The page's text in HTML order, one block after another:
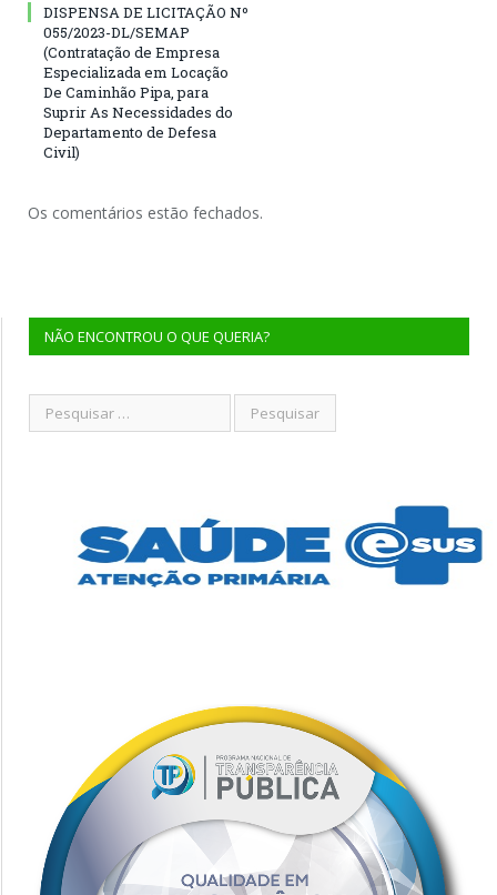
DISPENSA DE LICITAÇÃO Nº
055/2023-DL/SEMAP
(Contratação de Empresa
Especializada em Locação
De Caminhão Pipa, para
Suprir As Necessidades do
Departamento de Defesa
Civil)
Os comentários estão fechados.
NÃO ENCONTROU O QUE QUERIA?